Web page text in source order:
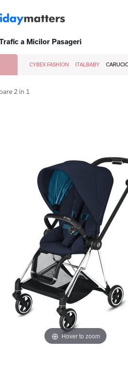
a Micilor Pasageri
CYBEX FASHION ITALBABY
2 in 1
Hover to zoom